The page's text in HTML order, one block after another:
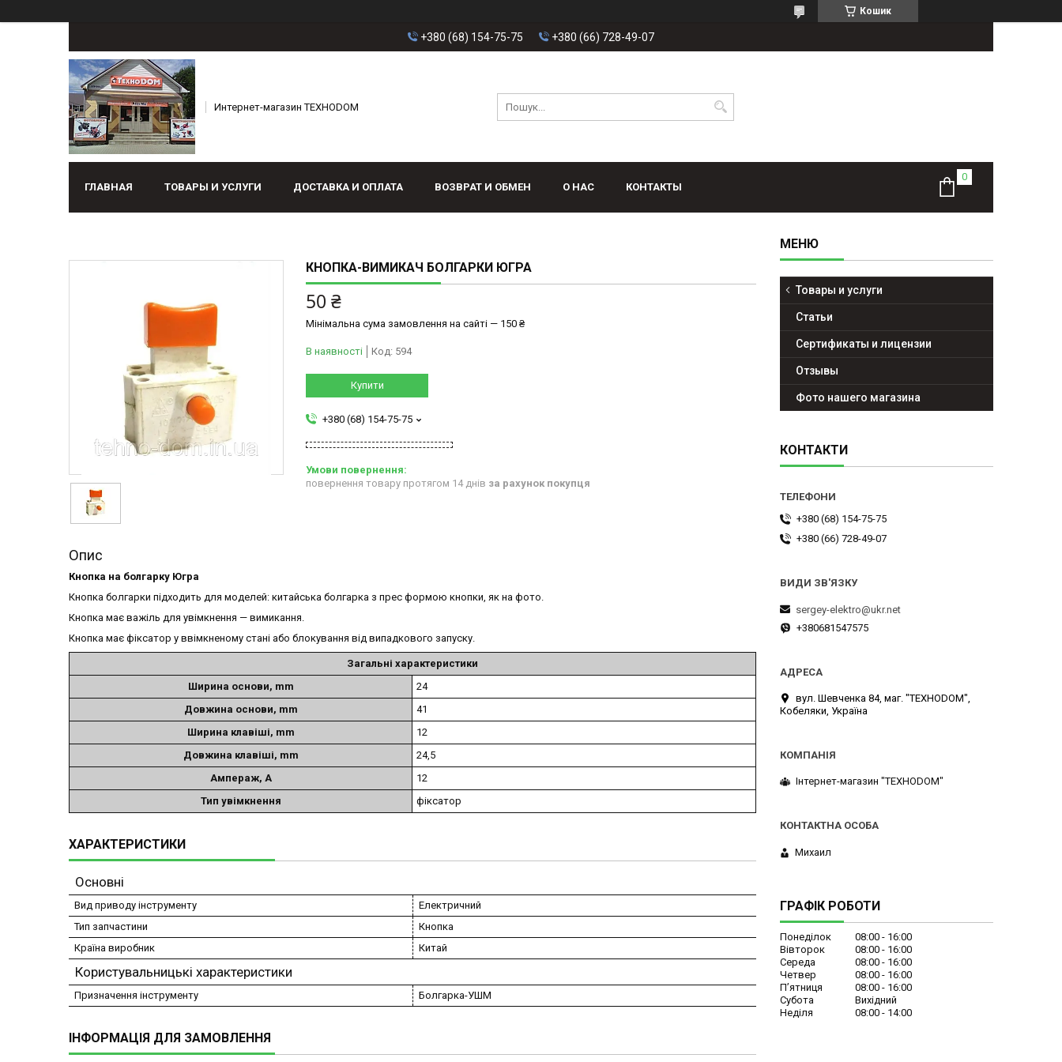
Кошик
+380 (68) 154-75-75 +380 (66) 728-49-07
Интернет-магазин ТЕХНОDOM
ГЛАВНАЯ ТОВАРЫ И УСЛУГИ ДОСТАВКА И ОПЛАТА ВОЗВРАТ И ОБМЕН О НАС КОНТАКТЫ
КНОПКА-ВИМИКАЧ БОЛГАРКИ ЮГРА
50 ₴
Мінімальна сума замовлення на сайті — 150 ₴
В наявності Код: 594
Купити
+380 (68) 154-75-75
повернення товару протягом 14 днів за рахунок покупця
Опис
Кнопка на болгарку Югра
Кнопка болгарки підходить для моделей: китайська болгарка з прес формою кнопки, як на фото.
Кнопка має важіль для увімкнення — вимикання.
Кнопка має фіксатор у ввімкненому стані або блокування від випадкового запуску.
Загальні характеристики
Ширина основи, mm
24
Довжина основи, mm
41
Ширина клавіші, mm
12
Довжина клавіші, mm
24,5
Ампераж, A
12
Тип увімкнення
фіксатор
ХАРАКТЕРИСТИКИ
Основні
Вид приводу інструменту
Електричний
Тип запчастини
Кнопка
Країна виробник
Китай
Користувальницькі характеристики
Призначення інструменту Болгарка-УШМ
ІНФОРМАЦІЯ ДЛЯ ЗАМОВЛЕННЯ
Товары и услуги
Статьи
Сертификаты и лицензии
Отзывы
Фото нашего магазина
КОНТАКТИ
+380 (68) 154-75-75
+380 (66) 728-49-07
sergey-elektro@ukr.net
+380681547575
вул. Шевченка 84, маг. "ТЕХНОDOM",
Кобеляки, Україна
Інтернет-магазин "ТЕХНОDOM"
Михаил
ГРАФІК РОБОТИ
Понеділок 08:00
16:00
Вівторок
08:00
16:00
Середа
08:00
16:00
Четвер
08:00
16:00
Пʼятниця
08:00
16:00
Субота
Вихідний
Неділя
08:00 14:00